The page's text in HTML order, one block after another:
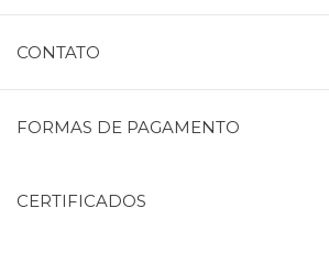
CONTATO
FORMAS DE PAGAMENTO
CERTIFICADOS